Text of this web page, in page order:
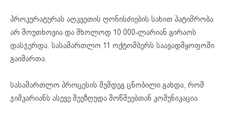
პროკურატურას აღკვეთის ღონისძიების სახით პატიმრობა
არ მოუთხოვია და მხოლოდ 10 000-ლარიან გირაოს
დასჯერდა. სასამართლო 11 ოქტომბერს საავადმყოფოში
გაიმართა.
სასამართლო პროცესის შემდეგ ცნობილი გახდა, რომ
ჯიშკარიანს ასევე შეეზღუდა მოწმეებთან კომუნიკაცია.